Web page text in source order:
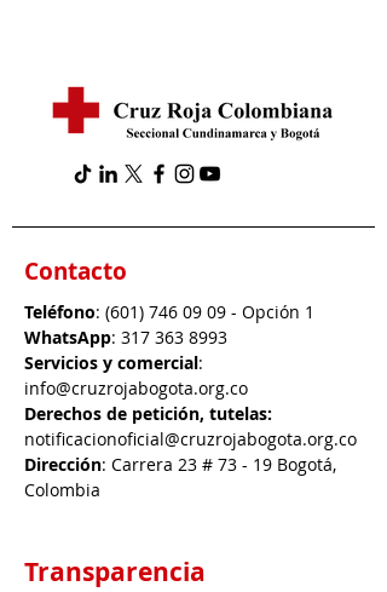
Contacto
Teléfono: (601) 746 09 09 - Opción 1
WhatsApp: 317 363 8993
Servicios y comercial:
info@cruzrojabogota.org.co
Derechos de petición, tutelas:
notificacionoficial@cruzrojabogota.org.co
Dirección: Carrera 23 # 73 - 19 Bogotá,
Colombia
Transparencia